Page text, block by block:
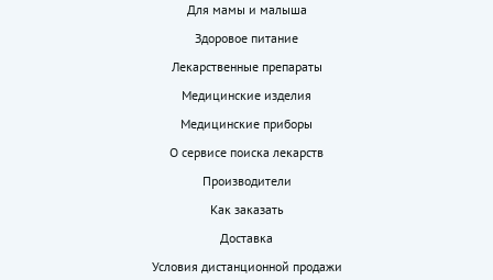
Для мамы и малыша
Здоровое питание
Лекарственные препараты
Медицинские изделия
Медицинские приборы
О сервисе поиска лекарств
Производители
Как заказать
Доставка
Условия дистанционной продажи